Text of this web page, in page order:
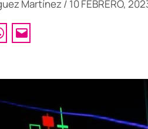
Martínez / 10 FEBRERO,